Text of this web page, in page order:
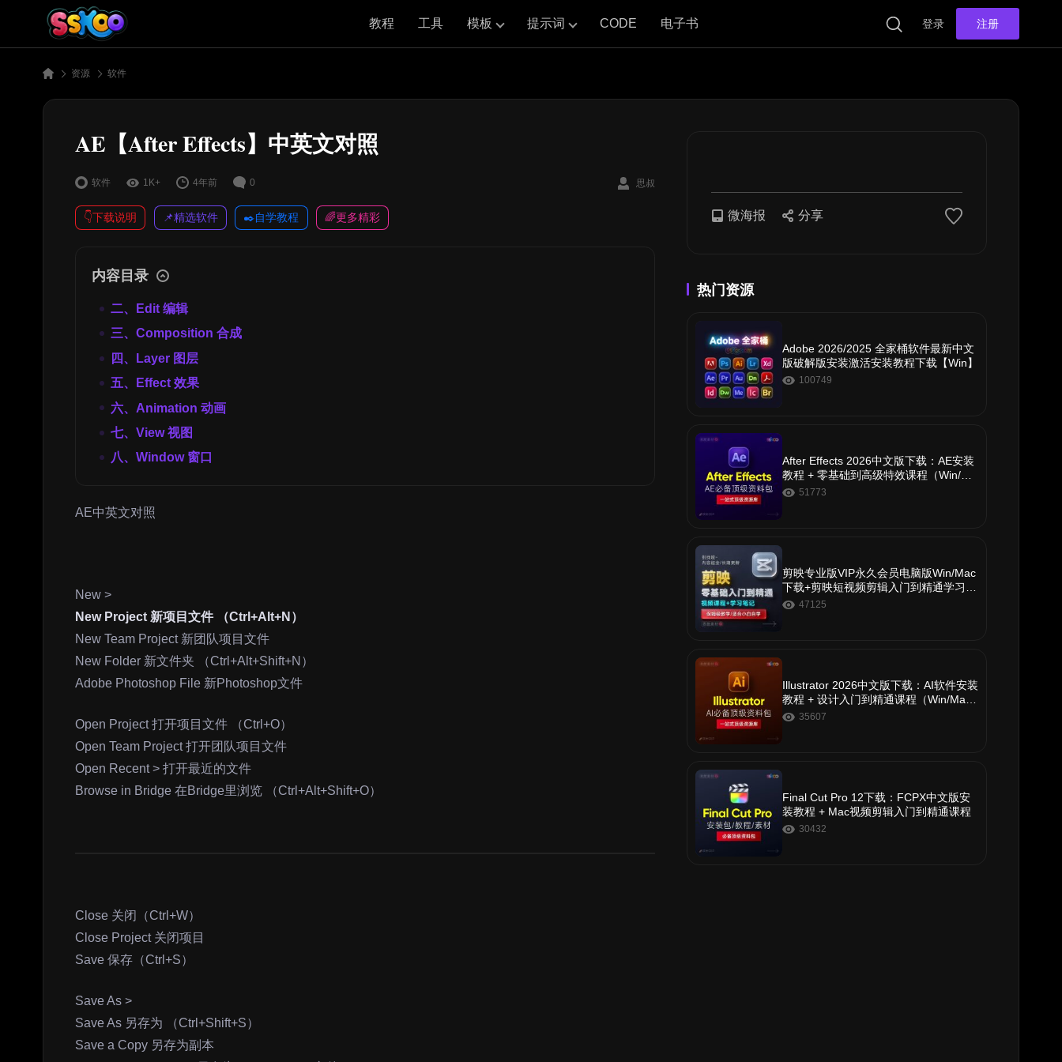
教程 工具 模板 提示词 CODE 电子书 登录 注册
资源 软件
AE【After Effects】中英文对照
软件 1K+ 4年前 0 思叔
👇下载说明 📌精选软件 ✒️自学教程 🌈更多精彩
内容目录
二、Edit 编辑
三、Composition 合成
四、Layer 图层
五、Effect 效果
六、Animation 动画
七、View 视图
八、Window 窗口
AE中英文对照
New >
New Project 新项目文件 （Ctrl+Alt+N）
New Team Project 新团队项目文件
New Folder 新文件夹 （Ctrl+Alt+Shift+N）
Adobe Photoshop File 新Photoshop文件
Open Project 打开项目文件 （Ctrl+O）
Open Team Project 打开团队项目文件
Open Recent > 打开最近的文件
Browse in Bridge 在Bridge里浏览 （Ctrl+Alt+Shift+O）
Close 关闭（Ctrl+W）
Close Project 关闭项目
Save 保存（Ctrl+S）
Save As >
Save As 另存为 （Ctrl+Shift+S）
Save a Copy 另存为副本
微海报 分享
热门资源
Adobe 2026/2025 全家桶软件最新中文
版破解版安装激活安装教程下载【Win】
100749
After Effects 2026中文版下载：AE安装
教程 + 零基础到高级特效课程（Win/Ma
c） 51773
剪映专业版VIP永久会员电脑版Win/Mac
下载+剪映短视频剪辑入门到精通学习教
程 47125
Illustrator 2026中文版下载：AI软件安装
教程 + 设计入门到精通课程（Win/Ma
c） 35607
Final Cut Pro 12下载：FCPX中文版安
装教程 + Mac视频剪辑入门到精通课程
30432